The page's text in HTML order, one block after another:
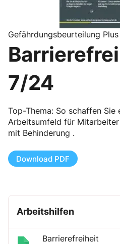
Gefährdungsbeurteilung
7/24
Top-Thema: So schaffen Sie
Arbeitsumfeld für Mitarbeiter
mit Behinderung .
Download PDF
Arbeitshilfen
Barrierefreiheit